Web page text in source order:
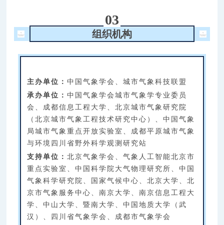
03
组织机构
主办单位：中国气象学会、城市气象科技联盟
承办单位：中国气象学会城市气象学专业委员
会、成都信息工程大学、北京城市气象研究院
（北京城市气象工程技术研究中心）、中国气象
局城市气象重点开放实验室、成都平原城市气象
与环境四川省野外科学观测研究站
支持单位：北京气象学会、气象人工智能北京市
重点实验室、中国科学院大气物理研究所、中国
气象科学研究院、国家气候中心、北京大学、北
京市气象服务中心、南京大学、南京信息工程大
学、中山大学、暨南大学、中国地质大学（武
汉）、四川省气象学会、成都市气象学会